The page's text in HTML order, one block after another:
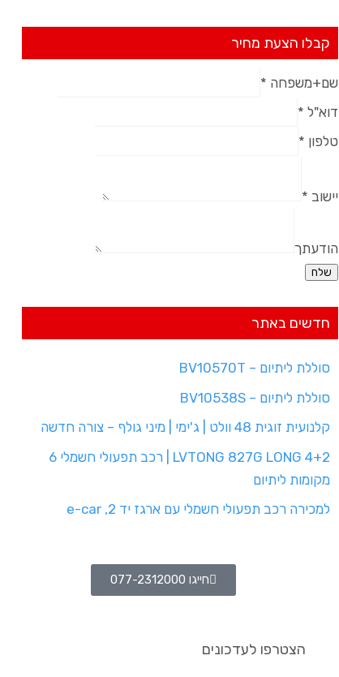
קבלו הצעת מחיר
שם+משפחה *
דוא"ל *
טלפון *
יישוב *
הודעתך
שלח
חדשים באתר
סוללת ליתיום – BV10570T
סוללת ליתיום – BV10538S
קלנועית זוגית 48 וולט | ג'ימי | מיני גולף – צורה חדשה
LVTONG 827G LONG 4+2 | רכב תפעולי חשמלי 6
מקומות ליתיום
למכירה רכב תפעולי חשמלי עם ארגז יד 2, e-car
חייגו 077-2312000
הצטרפו לעדכונים